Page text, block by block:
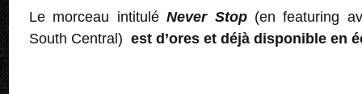
Le morceau intituléNever Stop(en featuring
South Central) est d’ores et déjà disponible en